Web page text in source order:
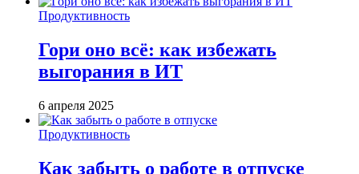
Продуктивность
Гори оно всё: как избежать
выгорания в ИТ
6 апреля 2025
Продуктивность
Как забыть о работе в отпуске